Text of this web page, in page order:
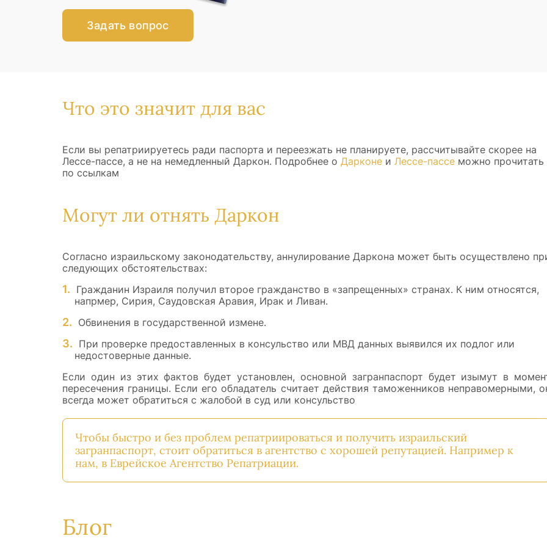
Задать вопрос
Что это значит для вас
Если вы репатриируетесь ради паспорта и переезжать не планируете, рассчитывайте скорее на
Лессе-пассе, а не на немедленный Даркон. Подробнее о Дарконе и Лессе-пассе можно прочитать
по ссылкам
Могут ли отнять Даркон
Согласно израильскому законодательству, аннулирование Даркона может быть осуществлено
следующих обстоятельствах:
Гражданин Израиля получил второе гражданство в «запрещенных» странах. К ним относятся,
напрмер, Сирия, Саудовская Аравия, Ирак и Ливан.
Обвинения в государственной измене.
При проверке предоставленных в консульство или МВД данных выявился их подлог или
недостоверные данные.
Если один из этих фактов будет установлен, основной загранпаспорт будет изымут в
пересечения границы. Если его обладатель считает действия таможенников неправомерными,
всегда может обратиться с жалобой в суд или консульство
Чтобы быстро и без проблем репатриироваться и получить израильский
загранпаспорт, стоит обратиться в агентство с хорошей репутацией. Например к
нам, в Еврейское Агентство Репатриации.
Блог